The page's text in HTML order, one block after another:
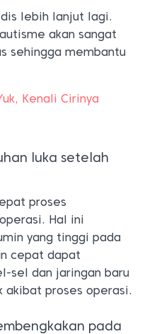
lebih lanjut lagi.
akan sangat
sehingga membantu
Kenali Cirinya
luka setelah
proses
Hal ini
yang tinggi pada
cepat dapat
sel dan jaringan baru
akibat proses operasi.
pada